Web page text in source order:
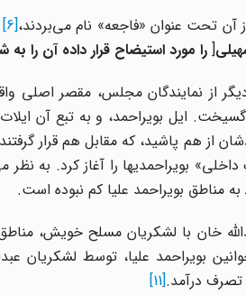
آن تحت عنوان «فاجعه» نام می‌بردند،[6]
[را مورد استیضاح قرار داده آن را
از نمایندگان مجلس، مقصر اصلی
ایل بویراحمد، و به تبع آن ایلات
از هم پاشید، که مقابل هم قرار
بویراحمدیها را آغاز کرد. به
مناطق بویراحمد علیا کم نبوده است.
1323 عبدالله خان با لشکریان مسلح
بویراحمد علیا،‌ توسط لشکریان
تصرف درآمد.[11]